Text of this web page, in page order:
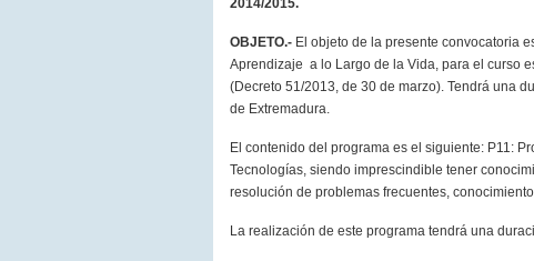
2014/2015.
OBJETO.- El objeto de la presente convocatoria
Aprendizaje a lo Largo de la Vida, para el curso
(Decreto 51/2013, de 30 de marzo). Tendrá una
de Extremadura.
El contenido del programa es el siguiente: P11:
Tecnologías, siendo imprescindible tener
resolución de problemas frecuentes,
La realización de este programa tendrá una